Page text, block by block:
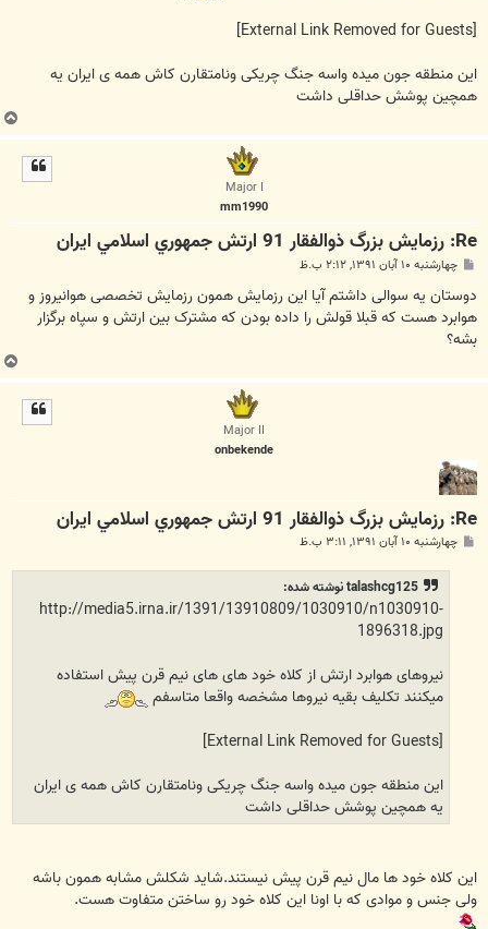
[External Link Removed for Guests]
این منطقه جون میده واسه جنگ چریکی ونامتقارن کاش همه ی ایران یه
همچین پوشش حداقلی داشت
Major I
mm1990
Re: رزمایش بزرگ ذوالفقار 91 ارتش جمهوري اسلامي ايران
س
ت
چهارشنبه ۱۰ آبان ۱۳۹۱, ۲:۱۲ ب.ظ
دوستان یه سوالی داشتم آیا این رزمایش همون رزمایش تخصصی هوانیروز و
هوابرد هست که قبلا قولش را داده بودن که مشترک بین ارتش و سپاه برگزار
بشه؟
Major II
onbekende
Re: رزمایش بزرگ ذوالفقار 91 ارتش جمهوري اسلامي ايران
س
چهارشنبه ۱۰ آبان ۱۳۹۱, ۳:۱۱ ب.ظ
talashcg125 نوشته شده:
http://media5.irna.ir/1391/13910809/1030910/n1030910-
1896318.jpg
نیروهای هوابرد ارتش از کلاه خود های های نیم قرن پیش استفاده
میکنند تکلیف بقیه نیروها مشخصه واقعا متاسفم
[External Link Removed for Guests]
این منطقه جون میده واسه جنگ چریکی ونامتقارن کاش همه ی ایران
یه همچین پوشش حداقلی داشت
این کلاه خود ها مال نیم قرن پیش نیستند.شاید شکلش مشابه همون باشه
ولی جنس و موادی که با اونا این کلاه خود رو ساختن متفاوت هست.